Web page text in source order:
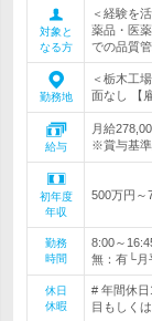
対象と
なる方
＜経験を
薬品・医
での品質
勤務地
＜栃木工
面なし 【
給与
月給
※賞与基準
初年度
年収
500万円～
勤務
時間
8:00～
無：有└月
休日
休暇
# 年間休
目もしく